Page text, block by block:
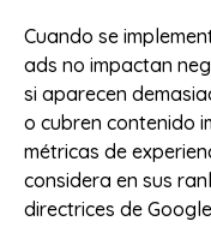
Cuando se
ads no impactan
si aparecen
o cubren contenido
métricas de
considera en sus
directrices de